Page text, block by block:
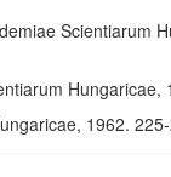
Scientiarum
Hungaricae,
1962.